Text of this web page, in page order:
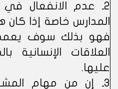
2ـ عدم الانفعال في
المدارس خاصة إذا كان
فهو بذلك سوف يعمد
العلاقات الإنسانية
عليها.
3ـ إن من مهام